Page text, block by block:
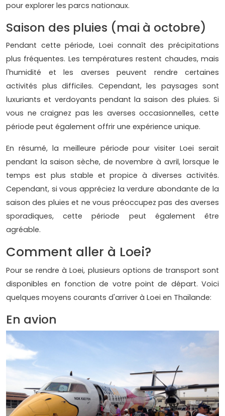
pour explorer les parcs nationaux.
Saison des pluies (mai à octobre)
Pendant cette période, Loei connaît des précipitations
plus fréquentes. Les températures restent chaudes, mais
l'humidité et les averses peuvent rendre certaines
activités plus difficiles. Cependant, les paysages sont
luxuriants et verdoyants pendant la saison des pluies. Si
vous ne craignez pas les averses occasionnelles, cette
période peut également offrir une expérience unique.
En résumé, la meilleure période pour visiter Loei serait
pendant la saison sèche, de novembre à avril, lorsque le
temps est plus stable et propice à diverses activités.
Cependant, si vous appréciez la verdure abondante de la
saison des pluies et ne vous préoccupez pas des averses
sporadiques, cette période peut également être
agréable.
Comment aller à Loei?
Pour se rendre à Loei, plusieurs options de transport sont
disponibles en fonction de votre point de départ. Voici
quelques moyens courants d'arriver à Loei en Thaïlande:
En avion